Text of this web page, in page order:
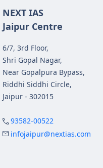
NEXT IAS
Jaipur Centre
6/7, 3rd Floor,
Shri Gopal Nagar,
Near Gopalpura Bypass,
Riddhi Siddhi Circle,
Jaipur - 302015
93582-00522
infojaipur@nextias.com